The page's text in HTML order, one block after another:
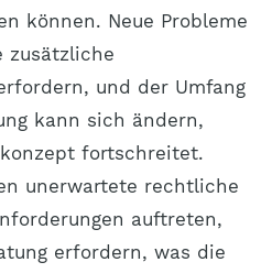
können. Neue Probleme
zusätzliche
und der Umfang
kann sich ändern,
fortschreitet.
unerwartete rechtliche
auftreten,
erfordern, was die